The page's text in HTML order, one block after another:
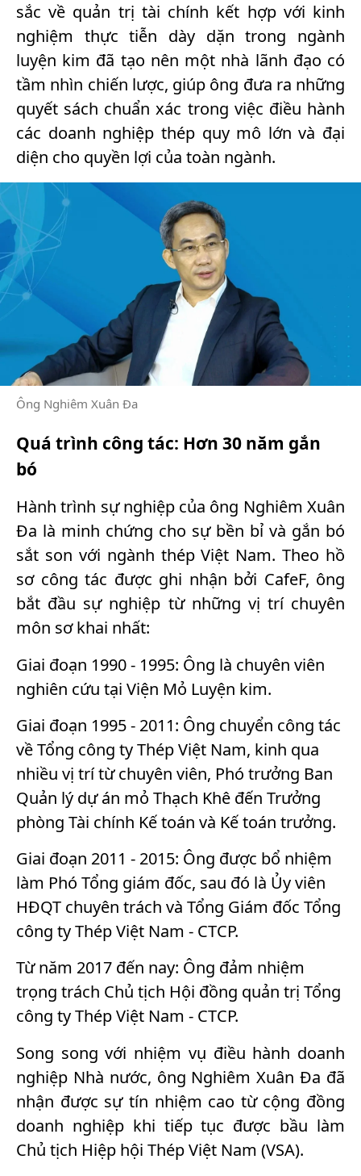
sắc về quản trị tài chính kết hợp với kinh
nghiệm thực tiễn dày dặn trong ngành
luyện kim đã tạo nên một nhà lãnh đạo có
tầm nhìn chiến lược, giúp ông đưa ra những
quyết sách chuẩn xác trong việc điều hành
các doanh nghiệp thép quy mô lớn và đại
diện cho quyền lợi của toàn ngành.
Ông Nghiêm Xuân Đa
Quá trình công tác: Hơn 30 năm gắn
bó
Hành trình sự nghiệp của ông Nghiêm Xuân
Đa là minh chứng cho sự bền bỉ và gắn bó
sắt son với ngành thép Việt Nam. Theo hồ
sơ công tác được ghi nhận bởi CafeF, ông
bắt đầu sự nghiệp từ những vị trí chuyên
môn sơ khai nhất:
Giai đoạn 1990 - 1995: Ông là chuyên viên
nghiên cứu tại Viện Mỏ Luyện kim.
Giai đoạn 1995 - 2011: Ông chuyển công tác
về Tổng công ty Thép Việt Nam, kinh qua
nhiều vị trí từ chuyên viên, Phó trưởng Ban
Quản lý dự án mỏ Thạch Khê đến Trưởng
phòng Tài chính Kế toán và Kế toán trưởng.
Giai đoạn 2011 - 2015: Ông được bổ nhiệm
làm Phó Tổng giám đốc, sau đó là Ủy viên
HĐQT chuyên trách và Tổng Giám đốc Tổng
công ty Thép Việt Nam - CTCP.
Từ năm 2017 đến nay: Ông đảm nhiệm
trọng trách Chủ tịch Hội đồng quản trị Tổng
công ty Thép Việt Nam - CTCP.
Song song với nhiệm vụ điều hành doanh
nghiệp Nhà nước, ông Nghiêm Xuân Đa đã
nhận được sự tín nhiệm cao từ cộng đồng
doanh nghiệp khi tiếp tục được bầu làm
Chủ tịch Hiệp hội Thép Việt Nam (VSA).